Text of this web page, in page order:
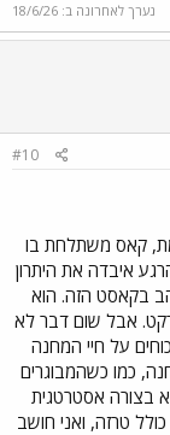
נערך לאחרונה ב: 18/6/26
#10
קאס משתלחת בו
איבדה את היתרון
בקאסט הזה. הוא
אבל שום דבר לא
על חיי המחנה
כמו כשהמבוגרים
לא בצורה אסטרטגית
טרזה, ואני חושב